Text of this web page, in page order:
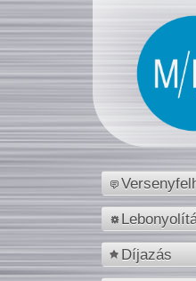
Díjazás